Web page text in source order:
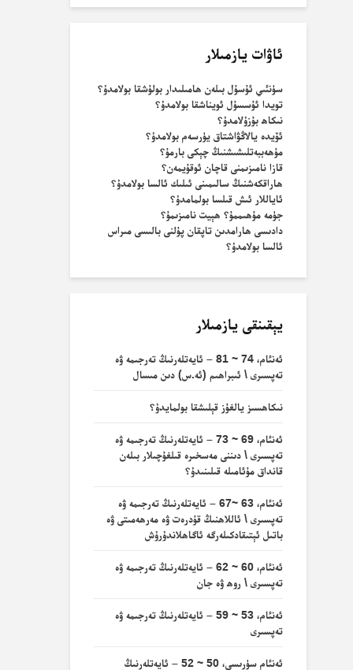
ئاۋات يازمىلار
سۈنئىي ئۇسۇل بىلەن ھامىلىدار بولۇشقا بولامدۇ؟
تويدا ئۇسسۇل ئويناشقا بولامدۇ؟
نىكاھ بۇزۇلامدۇ؟
ئۆيدە يالاڭۋاشتاق يۈرسەم بولامدۇ؟
مۇھەببەتلىشىشنىڭ چېكى بارمۇ؟
قازا نامىزىمنى قاچان ئوقۇيمەن؟
ھاراقكەشنىڭ سالىمىنى ئىلىك ئالسا بولامدۇ؟
ئاياللار ئىش قىلسا بولمامدۇ؟
جۈمە مۇھىممۇ؟ ھېيت نامىزىمۇ؟
دادىسى ھارامدىن تاپقان پۇلنى بالىسى مىراس
ئالسا بولامدۇ؟
يېقىنقى يازمىلار
ئەنئام، 74 ~ 81 – ئايەتلەرنىڭ تەرجىمە ۋە
تەپسىرى \ ئىبراھىم (ئە.س) دىن مىسال
نىكاھسىز يالغۇز قېلىشقا بولمايدۇ؟
ئەنئام، 69 ~ 73 – ئايەتلەرنىڭ تەرجىمە ۋە
تەپسىرى \ دىننى مەسخىرە قىلغۇچىلار بىلەن
قانداق مۇئامىلە قىلىنىدۇ؟
ئەنئام، 63 ~67 – ئايەتلەرنىڭ تەرجىمە ۋە
تەپسىرى \ ئاللاھنىڭ قۇدرەت ۋە مەرھەمىتى ۋە
باتىل ئېتىقادكىلەرگە ئاگاھلاندۇرۇش
ئەنئام، 60 ~ 62 – ئايەتلەرنىڭ تەرجىمە ۋە
تەپسىرى \ روھ ۋە جان
ئەنئام، 53 ~ 59 – ئايەتلەرنىڭ تەرجىمە ۋە
تەپسىرى
ئەنئام سۈرىسى، 50 ~ 52 – ئايەتلەرنىڭ